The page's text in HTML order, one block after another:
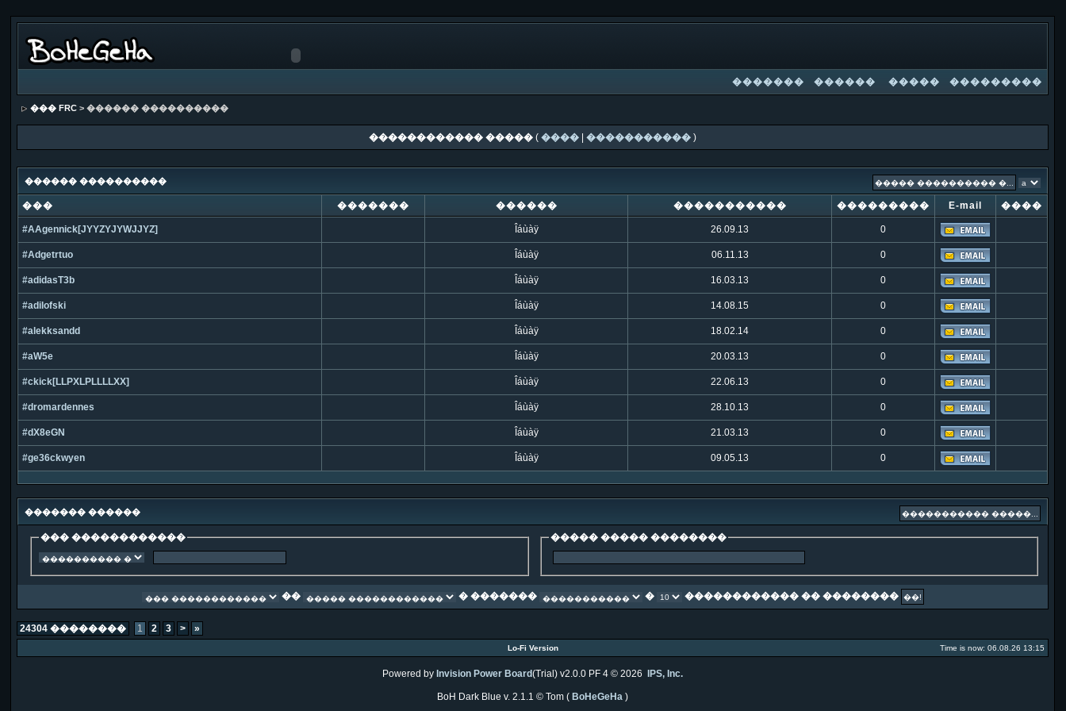
������� ������ ����� ���������
��� FRC > ������ ����������
������������ ����� (���� |����������� )
������ ����������
��� ������� ������ ����������� ��������� E-mail ����
#AAgennick[JYYZYJYWJJYZ] Îáùàÿ 26.09.13 0
#Adgetrtuo Îáùàÿ 06.11.13 0
#adidasT3b Îáùàÿ 16.03.13 0
#adilofski Îáùàÿ 14.08.15 0
#alekksandd Îáùàÿ 18.02.14 0
#aW5e Îáùàÿ 20.03.13 0
#ckick[LLPXLPLLLLXX] Îáùàÿ 22.06.13 0
#dromardennes Îáùàÿ 28.10.13 0
#dX8eGN Îáùàÿ 21.03.13 0
#ge36ckwyen Îáùàÿ 09.05.13 0
������� ������
��� ������������ ����� ����� ��������
�� � ������� � ������������ �� ��������
24304 �������� 1 2 3 > »
Lo-Fi Version Time is now: 06.08.26 13:15
Powered by Invision Power Board(Trial) v2.0.0 PF 4 © 2026 IPS, Inc.
BoH Dark Blue v. 2.1.1 © Tom ( BoHeGeHa )